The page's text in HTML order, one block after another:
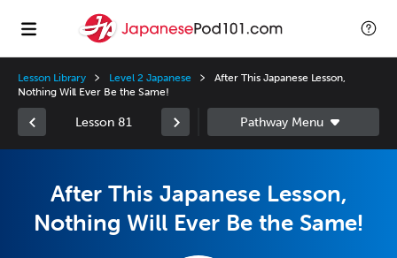
Lesson Library Level 2 Japanese
After This Japanese Lesson,
Nothing Will Ever Be the Same!
Lesson 81
After This Japanese Lesson,
Nothing Will Ever Be the Same!